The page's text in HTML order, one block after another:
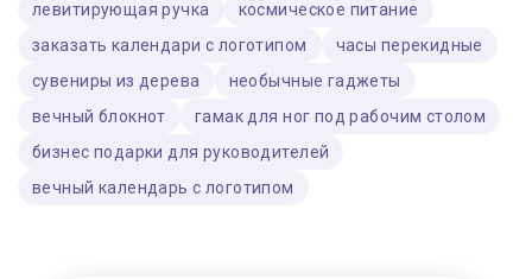
левитирующая ручка
космическое питание
заказать календари с логотипом
часы перекидные
сувениры из дерева
необычные гаджеты
вечный блокнот
гамак для ног под рабочим столом
бизнес подарки для руководителей
вечный календарь с логотипом